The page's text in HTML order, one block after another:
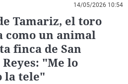
14/05/2026 10:54
Tamariz, el toro
como un animal
finca de San
"Me lo
la tele"